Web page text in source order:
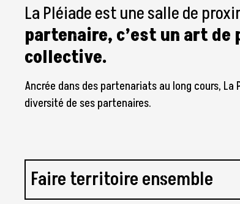
La Pléiade est une salle de
partenaire, c’est un art
collective.
Ancrée dans des partenariats au long cours,
diversité de ses partenaires.
Faire territoire ensemble